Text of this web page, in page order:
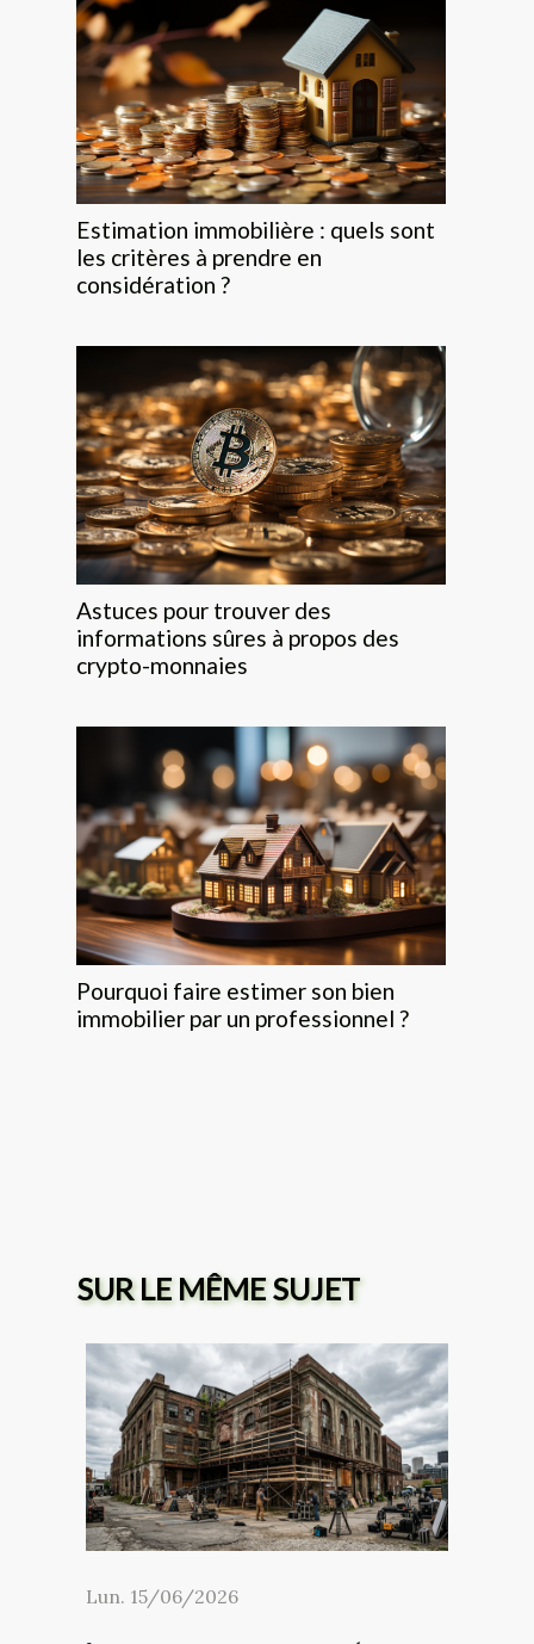
Estimation immobilière : quels sont
les critères à prendre en
considération ?
Astuces pour trouver des
informations sûres à propos des
crypto-monnaies
Pourquoi faire estimer son bien
immobilier par un professionnel ?
SUR LE MÊME SUJET
Lun. 15/06/2026